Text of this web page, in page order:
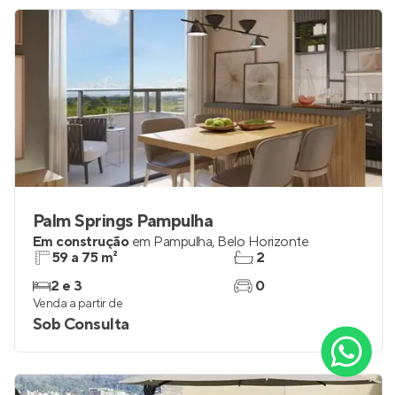
Palm Springs Pampulha
Em construção em Pampulha, Belo Horizonte
59 a 75 m²
2 e 3
2
0
Venda a partir de
Sob Consulta